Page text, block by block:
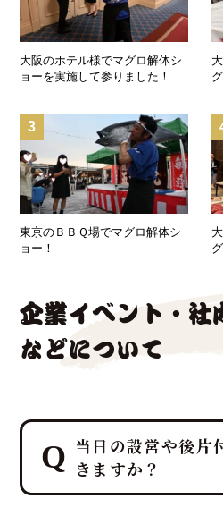
大阪のホテル様でマグロ解体シ
ョーを実施して参りました！
3
東京のＢＢＱ場でマグロ解体シ
ョー！
企業イベント・社
などについて
当日の設営や後片
きますか？